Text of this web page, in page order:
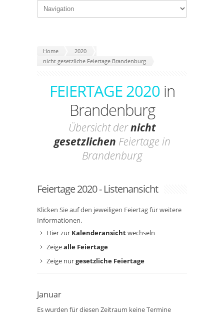
Home
2020
nicht gesetzliche Feiertage Brandenburg
FEIERTAGE 2020in
Brandenburg
Übersicht dernicht
gesetzlichen Feiertage in
Brandenburg
Feiertage 2020 - Listenansicht
Klicken Sie auf den jeweiligen Feiertag für weitere
Informationen.
Hier zur Kalenderansichtwechseln
Zeigealle Feiertage
Zeige nurgesetzliche Feiertage
Januar
Es wurden für diesen Zeitraum keine Termine